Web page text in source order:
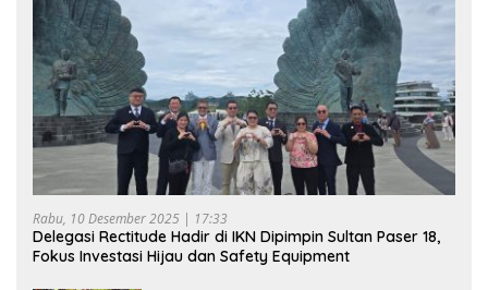
Rabu, 10 Desember 2025 | 17:33
Delegasi Rectitude Hadir di IKN Dipimpin Sultan Paser 18,
Fokus Investasi Hijau dan Safety Equipment